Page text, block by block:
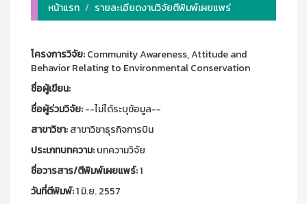
หน้าแรก
รายละเอียดงานวิจัยตีพิมพ์เผยแพร่
โครงการวิจัย:Community Awareness, Attitude and
Behavior Relating to Environmental Conservation
ชื่อผู้เขียน:
ชื่อผู้ร่วมวิจัย:--ไม่ได้ระบุข้อมูล--
สาขาวิชา:สาขาวิชาธุรกิจการบิน
ประเภทบทความ:บทความวิจัย
ชื่อวารสาร/ตีพิมพ์เผยแพร์:1
วันที่ตีพิมพ์:1 มิ.ย. 2557